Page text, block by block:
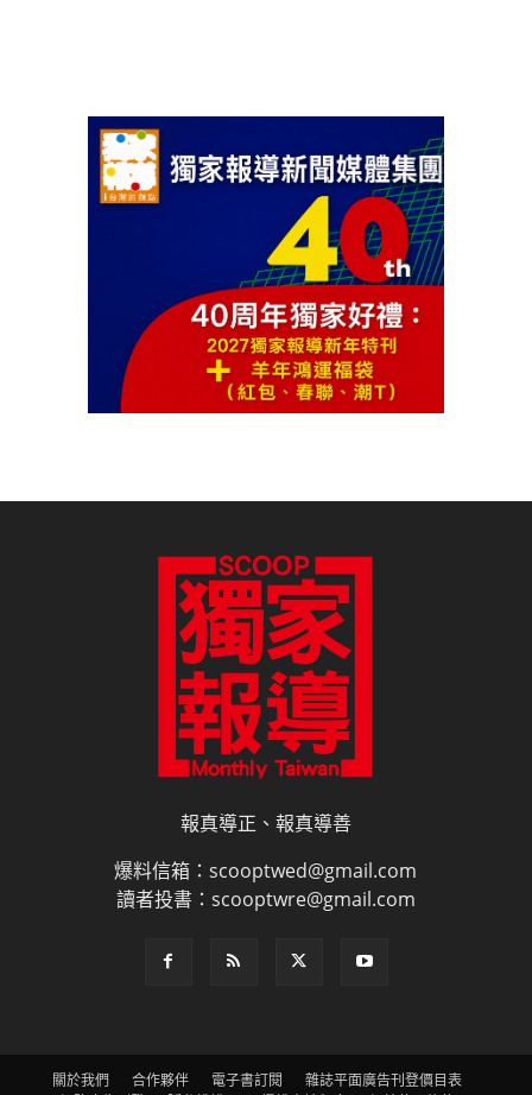
報真導正、報真導善
爆料信箱：scooptwed@gmail.com
讀者投書：scooptwre@gmail.com
關於我們 合作夥伴 電子書訂閱
雜誌平面廣告刊登價目表